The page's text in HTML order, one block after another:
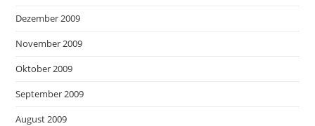
Dezember 2009
November 2009
Oktober 2009
September 2009
August 2009